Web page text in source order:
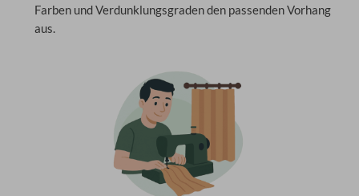
Farben und Verdunklungsgraden den passenden Vorhang
aus.